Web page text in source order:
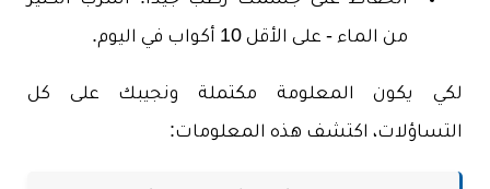
من الماء - على الأقل 10 أكواب في اليوم.
لكي يكون المعلومة مكتملة ونجيبك على كل
التساؤلات، اكتشف هذه المعلومات: